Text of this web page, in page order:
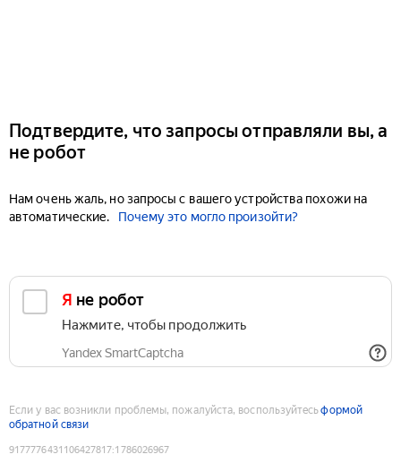
Подтвердите, что запросы отправляли вы, а
не робот
Нам очень жаль, но запросы с вашего устройства похожи на
автоматические.
Почему это могло произойти?
Я не робот
Нажмите, чтобы продолжить
Yandex SmartCaptcha
Если у вас возникли проблемы, пожалуйста, воспользуйтесьформой
обратной связи
9177776431106427817:1786026967